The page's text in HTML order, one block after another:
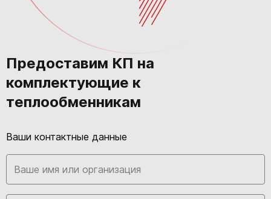
Предоставим КП на
комплектующие к
теплообменникам
Ваши контактные данные